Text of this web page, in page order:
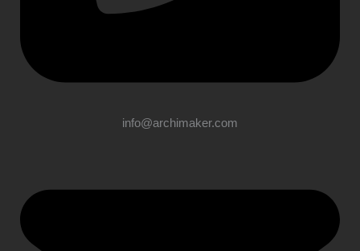
info@archimaker.com